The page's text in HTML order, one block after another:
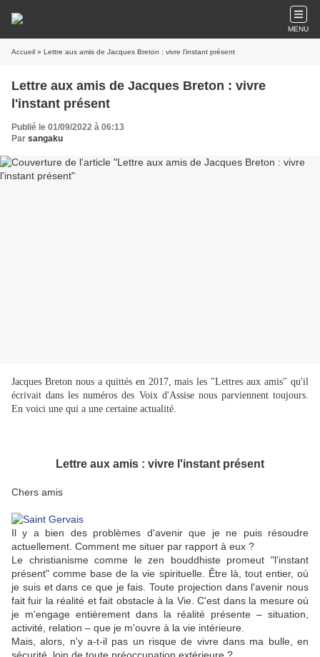
MENU
Accueil » Lettre aux amis de Jacques Breton : vivre l'instant présent
Lettre aux amis de Jacques Breton : vivre
l'instant présent
Publié le 01/09/2022 à 06:13
Par sangaku
Jacques Breton nous a quittés en 2017, mais les "Lettres aux amis" qu'il
écrivait dans les numéros des Voix d'Assise nous parviennent toujours.
En voici une qui a une certaine actualité.
Lettre aux amis : vivre l'instant présent
Chers amis
Il y a bien des problèmes d'avenir que je ne puis résoudre
actuellement. Comment me situer par rapport à eux ?
Le christianisme comme le zen bouddhiste promeut "l'instant
présent" comme base de la vie spirituelle. Être là, tout entier, où
je suis et dans ce que je fais. Toute projection dans l'avenir nous
fait fuir la réalité et fait obstacle à la Vie. C'est dans la mesure où
je m'engage entièrement dans la réalité présente – situation,
activité, relation – que je m'ouvre à la vie intérieure.
Mais, alors, n'y a-t-il pas un risque de vivre dans ma bulle, en